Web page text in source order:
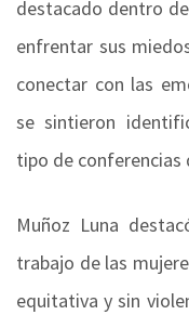
destacado dentro
enfrentar sus
conectar con las
se sintieron
tipo de conferencias
Muñoz Luna
trabajo de las
equitativa y sin